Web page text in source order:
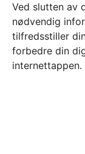
Ved slutten av
nødvendig
tilfredsstiller
forbedre din
internettappen.